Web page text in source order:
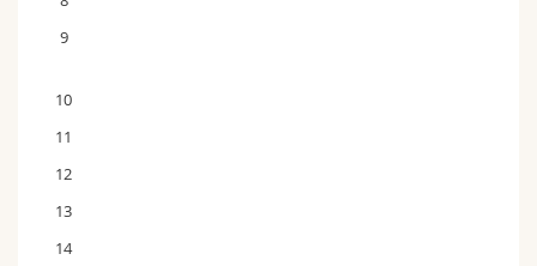
9
10
11
12
13
14